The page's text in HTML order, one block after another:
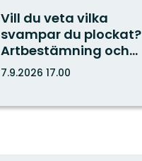
Vill du veta vilka
svampar du plockat?
Artbestämning och
svamputställning på
7.9.2026 17.00